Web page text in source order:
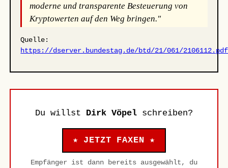
moderne und transparente Besteuerung von
Kryptowerten auf den Weg bringen."
Quelle:
https://dserver.bundestag.de/btd/21/061/2106112.pdf
Du willst Dirk Vöpel schreiben?
★ JETZT FAXEN ★
Empfänger ist dann bereits ausgewählt, du